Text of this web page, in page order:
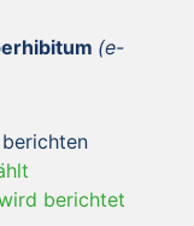
(e-
berichtet